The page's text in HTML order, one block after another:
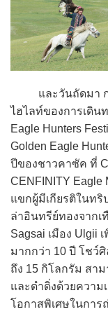
และวันถัดมา กลุ่
ไฮไลท์ของการเดิน
Eagle Hunters
Golden Eagle
ปีของชาวคาซัค ที่
CENFINITY Eagle
แขกผู้มีเกียรติในท
ล่าอินทรีย์ทองจากเ
Sagsai เมือง Ulgii
มากกว่า 10 ปี โชว์
ถึง 15 กิโลกรัม สาม
และดำดิ่งด้วยความ
โอกาสพิเศษในกา